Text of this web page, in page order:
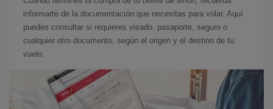
informarte de la documentación que necesitas para volar. Aquí
puedes consultar si requieres visado, pasaporte, seguro o
cualquier otro documento, según el origen y el destino de tu
vuelo.